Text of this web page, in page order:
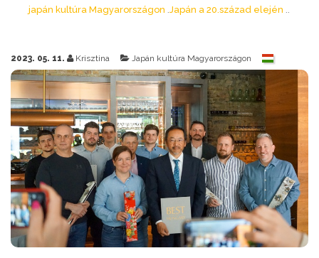
japán kultúra Magyarországon Japán a 20.század elején
2023. 05. 11. Krisztina Japán kultúra Magyarországon